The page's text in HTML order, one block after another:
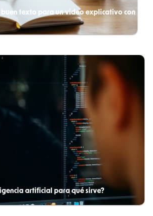
buen texto para un video explicativo con
artificial para qué sirve?